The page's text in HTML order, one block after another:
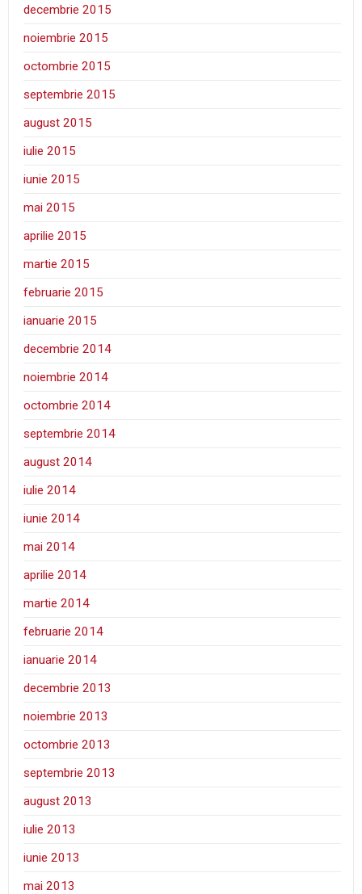
decembrie 2015
noiembrie 2015
octombrie 2015
septembrie 2015
august 2015
iulie 2015
iunie 2015
mai 2015
aprilie 2015
martie 2015
februarie 2015
ianuarie 2015
decembrie 2014
noiembrie 2014
octombrie 2014
septembrie 2014
august 2014
iulie 2014
iunie 2014
mai 2014
aprilie 2014
martie 2014
februarie 2014
ianuarie 2014
decembrie 2013
noiembrie 2013
octombrie 2013
septembrie 2013
august 2013
iulie 2013
iunie 2013
mai 2013